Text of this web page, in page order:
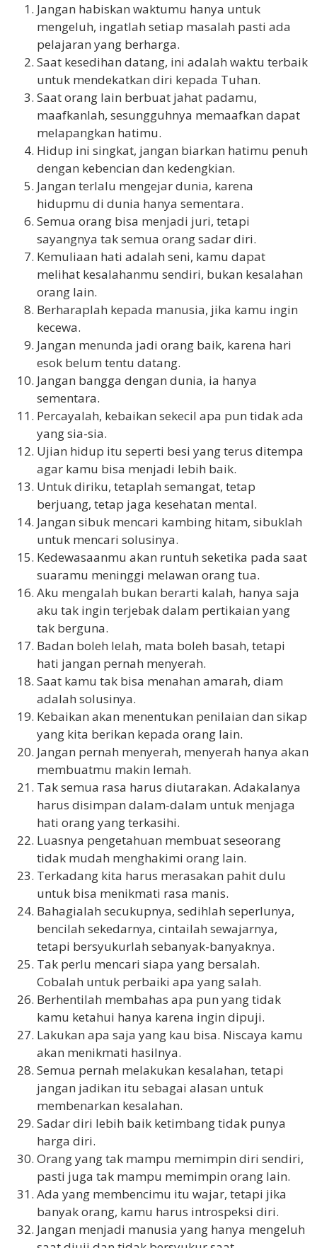
Jangan habiskan waktumu hanya untuk
mengeluh, ingatlah setiap masalah pasti ada
pelajaran yang berharga.
Saat kesedihan datang, ini adalah waktu terbaik
untuk mendekatkan diri kepada Tuhan.
Saat orang lain berbuat jahat padamu,
maafkanlah, sesungguhnya memaafkan dapat
melapangkan hatimu.
Hidup ini singkat, jangan biarkan hatimu penuh
dengan kebencian dan kedengkian.
Jangan terlalu mengejar dunia, karena
hidupmu di dunia hanya sementara.
Semua orang bisa menjadi juri, tetapi
sayangnya tak semua orang sadar diri.
Kemuliaan hati adalah seni, kamu dapat
melihat kesalahanmu sendiri, bukan kesalahan
orang lain.
Berharaplah kepada manusia, jika kamu ingin
kecewa.
Jangan menunda jadi orang baik, karena hari
esok belum tentu datang.
Jangan bangga dengan dunia, ia hanya
sementara.
Percayalah, kebaikan sekecil apa pun tidak ada
yang sia-sia.
Ujian hidup itu seperti besi yang terus ditempa
agar kamu bisa menjadi lebih baik.
Untuk diriku, tetaplah semangat, tetap
berjuang, tetap jaga kesehatan mental.
Jangan sibuk mencari kambing hitam, sibuklah
untuk mencari solusinya.
Kedewasaanmu akan runtuh seketika pada saat
suaramu meninggi melawan orang tua.
Aku mengalah bukan berarti kalah, hanya saja
aku tak ingin terjebak dalam pertikaian yang
tak berguna.
Badan boleh lelah, mata boleh basah, tetapi
hati jangan pernah menyerah.
Saat kamu tak bisa menahan amarah, diam
adalah solusinya.
Kebaikan akan menentukan penilaian dan sikap
yang kita berikan kepada orang lain.
Jangan pernah menyerah, menyerah hanya akan
membuatmu makin lemah.
Tak semua rasa harus diutarakan. Adakalanya
harus disimpan dalam-dalam untuk menjaga
hati orang yang terkasihi.
Luasnya pengetahuan membuat seseorang
tidak mudah menghakimi orang lain.
Terkadang kita harus merasakan pahit dulu
untuk bisa menikmati rasa manis.
Bahagialah secukupnya, sedihlah seperlunya,
bencilah sekedarnya, cintailah sewajarnya,
tetapi bersyukurlah sebanyak-banyaknya.
Tak perlu mencari siapa yang bersalah.
Cobalah untuk perbaiki apa yang salah.
Berhentilah membahas apa pun yang tidak
kamu ketahui hanya karena ingin dipuji.
Lakukan apa saja yang kau bisa. Niscaya kamu
akan menikmati hasilnya.
Semua pernah melakukan kesalahan, tetapi
jangan jadikan itu sebagai alasan untuk
membenarkan kesalahan.
Sadar diri lebih baik ketimbang tidak punya
harga diri.
Orang yang tak mampu memimpin diri sendiri,
pasti juga tak mampu memimpin orang lain.
Ada yang membencimu itu wajar, tetapi jika
banyak orang, kamu harus introspeksi diri.
Jangan menjadi manusia yang hanya mengeluh